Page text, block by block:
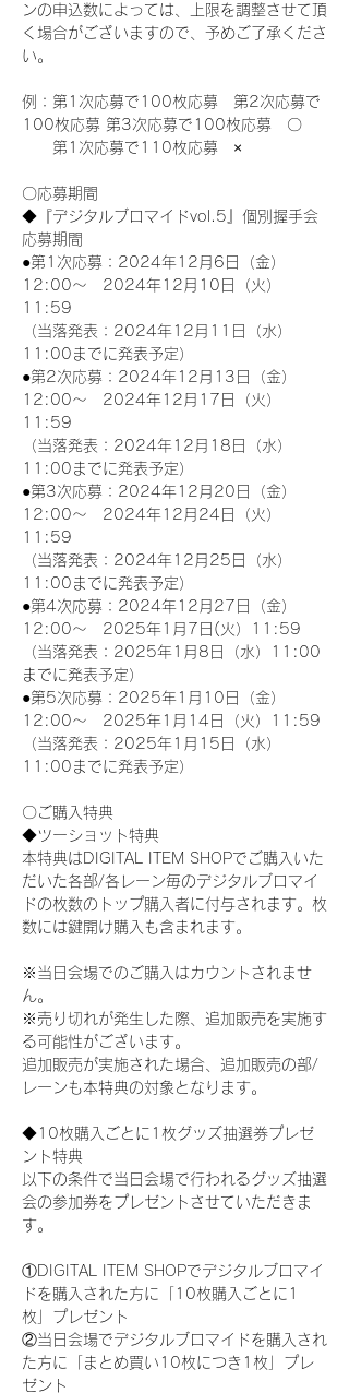
ンの申込数によっては、上限を調整させて頂
く場合がございますので、予めご了承くださ
い。
例：第1次応募で100枚応募　第2次応募で
100枚応募 第3次応募で100枚応募　〇
第1次応募で110枚応募　×
〇応募期間
◆『デジタルブロマイドvol.5』個別握手会
応募期間
●第1次応募：2024年12月6日（金）
12:00～　2024年12月10日（火）
11:59
（当落発表：2024年12月11日（水）
11:00までに発表予定）
●第2次応募：2024年12月13日（金）
12:00～　2024年12月17日（火）
11:59
（当落発表：2024年12月18日（水）
11:00までに発表予定）
●第3次応募：2024年12月20日（金）
12:00～　2024年12月24日（火）
11:59
（当落発表：2024年12月25日（水）
11:00までに発表予定）
●第4次応募：2024年12月27日（金）
12:00～　2025年1月7日(火）11:59
（当落発表：2025年1月8日（水）11:00
までに発表予定）
●第5次応募：2025年1月10日（金）
12:00～　2025年1月14日（火）11:59
（当落発表：2025年1月15日（水）
11:00までに発表予定）
〇ご購入特典
◆ツーショット特典
本特典はDIGITAL ITEM SHOPでご購入いた
だいた各部/各レーン毎のデジタルブロマイ
ドの枚数のトップ購入者に付与されます。枚
数には鍵開け購入も含まれます。
※当日会場でのご購入はカウントされませ
ん。
※売り切れが発生した際、追加販売を実施す
る可能性がございます。
追加販売が実施された場合、追加販売の部/
レーンも本特典の対象となります。
◆10枚購入ごとに1枚グッズ抽選券プレゼ
ント特典
以下の条件で当日会場で行われるグッズ抽選
会の参加券をプレゼントさせていただきま
す。
①DIGITAL ITEM SHOPでデジタルブロマイ
ドを購入された方に「10枚購入ごとに1
枚」プレゼント
②当日会場でデジタルブロマイドを購入され
た方に「まとめ買い10枚につき1枚」プレ
ゼント